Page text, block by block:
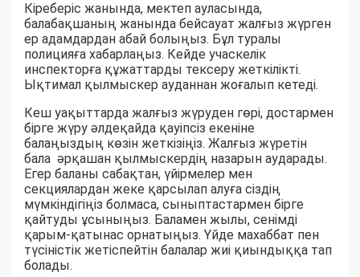
Кіреберіс жанында, мектеп ауласында,
балабақшаның жанында бейсауат жалғыз жүрген
ер адамдардан абай болыңыз. Бұл туралы
полицияға хабарлаңыз. Кейде учаскелік
инспекторға құжаттарды тексеру жеткілікті.
Ықтимал қылмыскер ауданнан жоғалып кетеді.
Кеш уақыттарда жалғыз жүруден гөрі, достармен
бірге жүру әлдеқайда қауіпсіз екеніне
балаңыздың көзін жеткізіңіз. Жалғыз жүретін
бала әрқашан қылмыскердің назарын аударады.
Егер баланы сабақтан, үйірмелер мен
секциялардан жеке қарсылап алуға сіздің
мүмкіндігіңіз болмаса, сыныптастармен бірге
қайтуды ұсыныңыз. Баламен жылы, сенімді
қарым-қатынас орнатыңыз. Үйде махаббат пен
түсіністік жетіспейтін балалар жиі қиындыққа тап
болады.